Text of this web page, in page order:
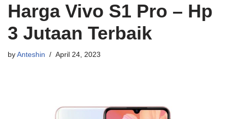
Harga Vivo S1 Pro – Hp
3 Jutaan Terbaik
by Anteshin April 24, 2023